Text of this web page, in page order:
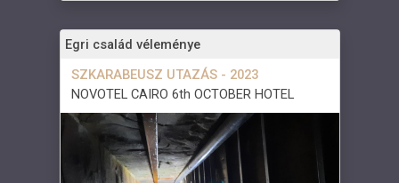
Egri család véleménye
SZKARABEUSZ UTAZÁS - 2023
NOVOTEL CAIRO 6th OCTOBER HOTEL